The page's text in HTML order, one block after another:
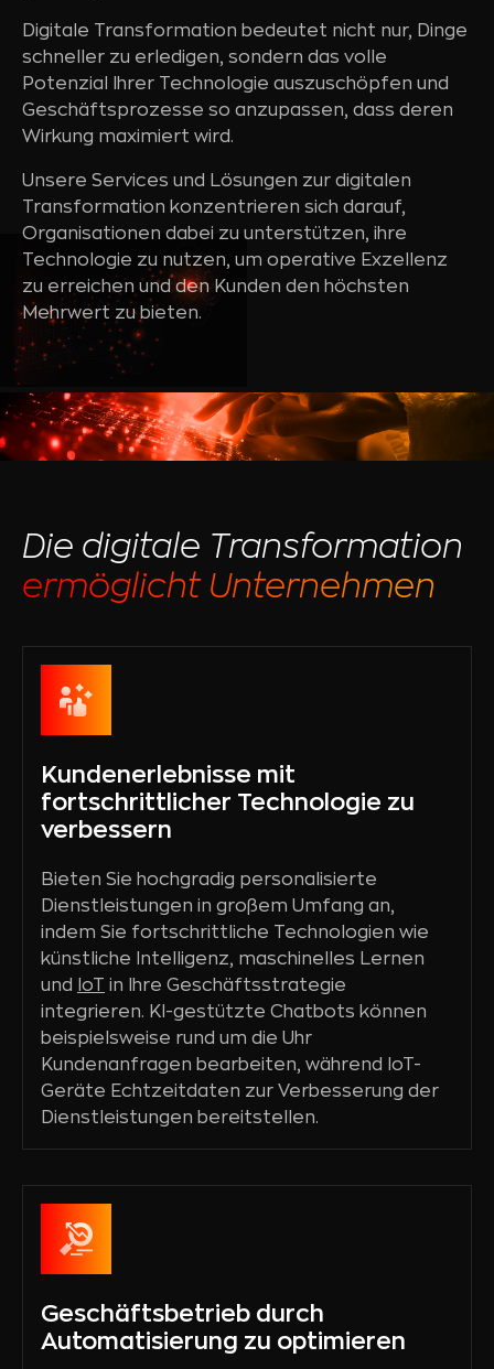
Digitale Transformation bedeutet nicht nur, Dinge
schneller zu erledigen, sondern das volle
Potenzial Ihrer Technologie auszuschöpfen und
Geschäftsprozesse so anzupassen, dass deren
Wirkung maximiert wird.
Unsere Services und Lösungen zur digitalen
Transformation konzentrieren sich darauf,
Organisationen dabei zu unterstützen, ihre
Technologie zu nutzen, um operative Exzellenz
zu erreichen und den Kunden den höchsten
Mehrwert zu bieten.
Die digitale Transformation
ermöglicht Unternehmen
Kundenerlebnisse mit
fortschrittlicher Technologie zu
verbessern
Bieten Sie hochgradig personalisierte
Dienstleistungen in großem Umfang an,
indem Sie fortschrittliche Technologien wie
künstliche Intelligenz, maschinelles Lernen
und
IoT in Ihre Geschäftsstrategie
integrieren. KI-gestützte Chatbots können
beispielsweise rund um die Uhr
Kundenanfragen bearbeiten, während IoT-
Geräte Echtzeitdaten zur Verbesserung der
Dienstleistungen bereitstellen.
Geschäftsbetrieb durch
Automatisierung zu optimieren